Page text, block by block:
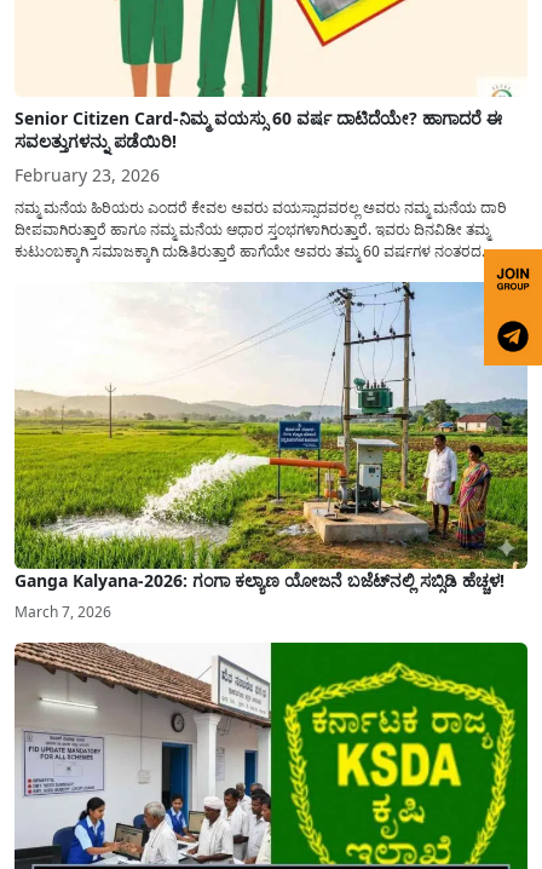
Senior Citizen Card-ನಿಮ್ಮ ವಯಸ್ಸು 60 ವರ್ಷ ದಾಟಿದೆಯೇ? ಹಾಗಾದರೆ ಈ
ಸವಲತ್ತುಗಳನ್ನು ಪಡೆಯಿರಿ!
February 23, 2026
ನಮ್ಮ ಮನೆಯ ಹಿರಿಯರು ಎಂದರೆ ಕೇವಲ ಅವರು ವಯಸ್ಸಾದವರಲ್ಲ ಅವರು ನಮ್ಮ ಮನೆಯ ದಾರಿ
ದೀಪವಾಗಿರುತ್ತಾರೆ ಹಾಗೂ ನಮ್ಮ ಮನೆಯ ಆಧಾರ ಸ್ತಂಭಗಳಾಗಿರುತ್ತಾರೆ. ಇವರು ದಿನವಿಡೀ ತಮ್ಮ
ಕುಟುಂಬಕ್ಕಾಗಿ ಸಮಾಜಕ್ಕಾಗಿ ದುಡಿತಿರುತ್ತಾರೆ ಹಾಗೆಯೇ ಅವರು ತಮ್ಮ 60 ವರ್ಷಗಳ ನಂತರದ
ಜೀವನವನ್ನು ನೆಮ್ಮದಿಯಿಂದ ಕಳೆಯಬೇಕೆಂಬುದು ಪ್ರತಿಯೊಬ್ಬರ ಕನಸಾಗಿರುತ್ತದೆ ಆದ್ದರಿಂದ ಸರ್ಕಾರವು
Ganga Kalyana-2026: ಗಂಗಾ ಕಲ್ಯಾಣ ಯೋಜನೆ ಬಜೆಟ್‌ನಲ್ಲಿ ಸಬ್ಸಿಡಿ ಹೆಚ್ಚಳ!
March 7, 2026